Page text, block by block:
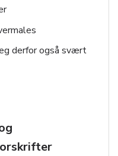
derfor også svært